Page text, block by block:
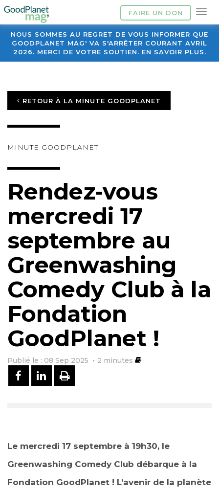
FAIRE UN DON
NOUS SOMMES AU REGRET DE VOUS INFORMER QUE
GOODPLANET MAG' VA S'ARRÊTER COURANT AVRIL
2026. MERCI DE VOTRE SOUTIEN. EN SAVOIR PLUS.
RETOUR À LA MINUTE GOODPLANET
MINUTE GOODPLANET
Rendez-vous
mercredi 17
septembre au
Greenwashing
Comedy Club à la
Fondation
GoodPlanet !
Publié le : 08 Sep 2025 2 minutes
PARTAGER SUR FACEBOOK
PARTAGER SUR LINKEDIN
IMPRIMER
Le mercredi 17 septembre à 19h30, le
Greenwashing Comedy Club débarque à la
Fondation GoodPlanet ! L’avenir de la planète